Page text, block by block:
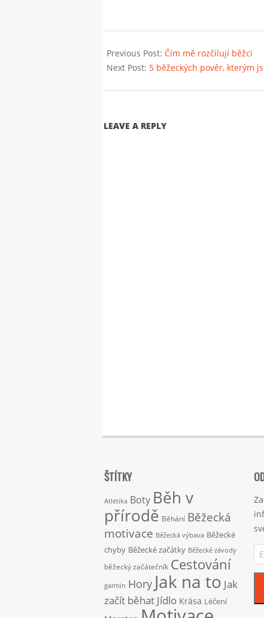
06-
04
Previous Post: Čím mě rozčilují běžci
Next Post: 5 běžeckých pověr, kterým
LEAVE A REPLY
ŠTÍTKY
Atletika Boty Běh v
přírodě Běhání Běžecká
motivace Běžecká výbava Běžecké
chyby Běžecké začátky Běžecké závody
běžecký začátečník Cestování
garmin Hory Jak na to Jak
začít běhat Jídlo Krása Léčení